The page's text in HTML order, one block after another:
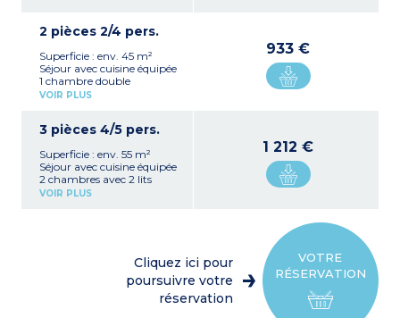
Salle de bains ou de
Balcon ou loggia
2 pièces 2/4 pers.
Superficie : env. 45 m²
Séjour avec cuisine équipée
1 chambre double
Canapé lit 2 personnes
WC
VOIR PLUS
933 €
3 pièces 4/5 pers.
Superficie : env. 55 m²
Séjour avec cuisine équipée
2 chambres avec 2 lits
simples
VOIR PLUS
1 212 €
VOTRE
RÉSERVATION
Cliquez ici pour
poursuivre votre
réservation